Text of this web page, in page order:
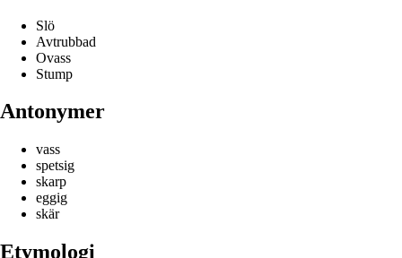
Slö
Avtrubbad
Ovass
Stump
Antonymer
vass
spetsig
skarp
eggig
skär
Etymologi